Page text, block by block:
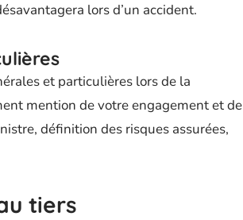
lors d’un accident.
et particulières lors de la
mention de votre engagement et de
définition des risques assurées,
tiers